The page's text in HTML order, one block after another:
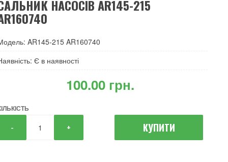
НАСОСІВ AR145-215
AR145-215 AR160740
Є в наявності
‎100.00 грн.
- + КУПИТИ